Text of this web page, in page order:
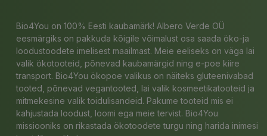
Bio4You on 100% Eesti kaubamärk! Albero Verde OÜ
eesmärgiks on pakkuda kõigile võimalust osa saada öko-ja
loodustoodete imelisest maailmast. Meie eeliseks on väga lai
valik ökotooteid, põnevad kaubamärgid ning e-poe kiire
transport. Bio4You ökopoe valikus on näiteks gluteenivabad
tooted, põnevad vegantooted, lai valik kosmeetikatooteid ja
mitmekesine valik toidulisandeid. Pakume tooteid mis ei
kahjustada loodust, loomi ega meie tervist. Bio4You
missiooniks on rikastada ökotoodete turgu ning harida inimesi